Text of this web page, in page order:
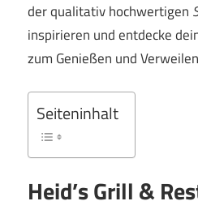
der qualitativ hochwertigen
inspirieren und entdecke
zum Genießen und
Seiteninhalt
Heid’s Grill &